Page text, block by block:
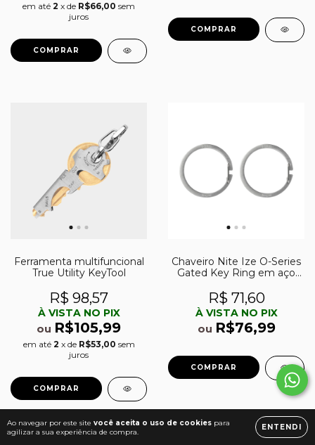
Ao navegar por este site você aceita o uso de cookies para
agilizar a sua experiência de compra.
ENTENDI
em até 2 x de R$66,00 sem
juros
Ferramenta multifuncional
True Utility KeyTool
R$ 98,57
À VISTA NO PIX
ou R$105,99
em até 2 x de R$53,00 sem
juros
Chaveiro Nite Ize O-Series
Gated Key Ring em aço
R$ 71,60
À VISTA NO PIX
ou R$76,99